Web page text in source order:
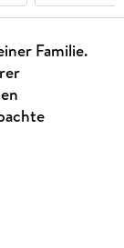
Familie.